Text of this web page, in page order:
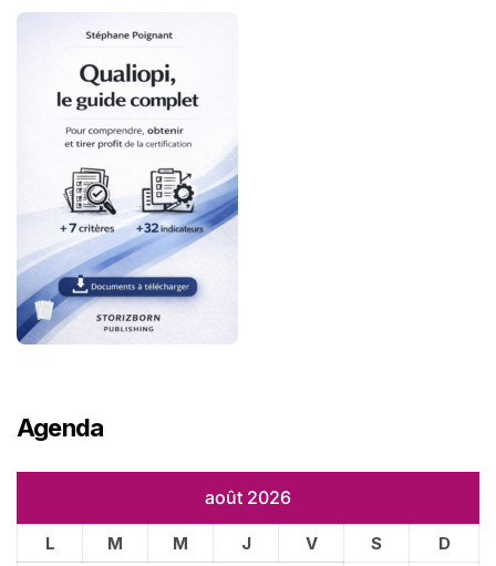
Agenda
août 2026
L M M J V S
D